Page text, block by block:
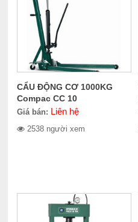
CẨU ĐỘNG CƠ 1000KG
Compac CC 10
Giá bán: Liên hệ
2538 người xem